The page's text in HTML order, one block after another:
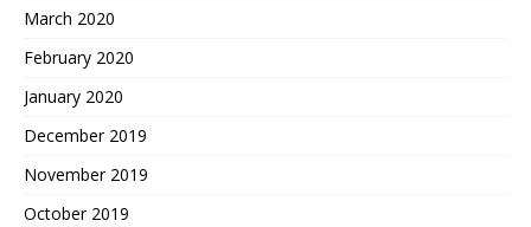
March 2020
February 2020
January 2020
December 2019
November 2019
October 2019